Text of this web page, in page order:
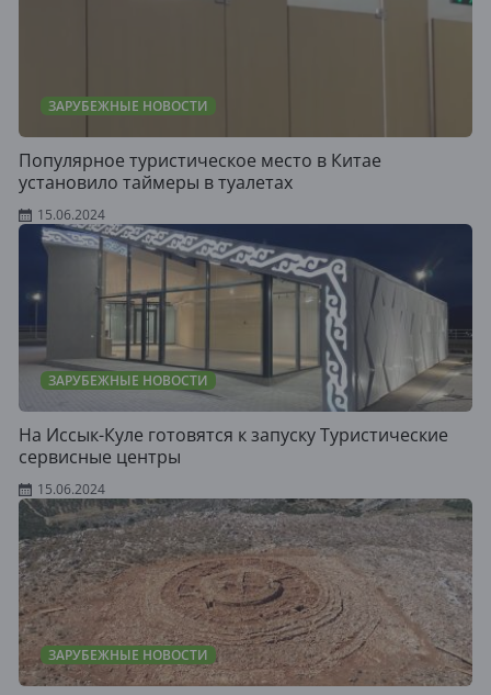
ЗАРУБЕЖНЫЕ НОВОСТИ
Популярное туристическое место в Китае
установило таймеры в туалетах
15.06.2024
ЗАРУБЕЖНЫЕ НОВОСТИ
На Иссык-Куле готовятся к запуску Туристические
сервисные центры
15.06.2024
ЗАРУБЕЖНЫЕ НОВОСТИ